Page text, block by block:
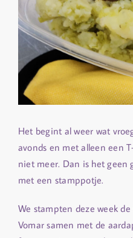
Het begint al weer wat
avonds en met alleen een
niet meer. Dan is het geen
met een stamppotje.
We stampten deze week
Vomar samen met de